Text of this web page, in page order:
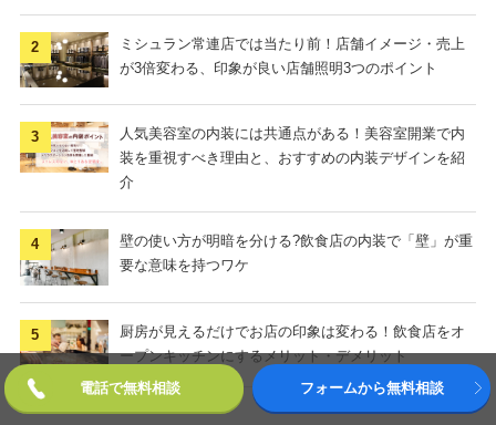
ミシュラン常連店では当たり前！店舗イメージ・売上
が3倍変わる、印象が良い店舗照明3つのポイント
人気美容室の内装には共通点がある！美容室開業で内
装を重視すべき理由と、おすすめの内装デザインを紹
介
壁の使い方が明暗を分ける?飲食店の内装で「壁」が重
要な意味を持つワケ
厨房が見えるだけでお店の印象は変わる！飲食店をオ
ープンキッチンにするメリット・デメリット
電話で無料相談
フォームから無料相談